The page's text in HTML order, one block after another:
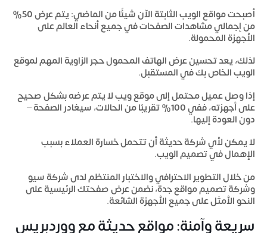
أصبحت مواقع الويب الثابتة الآن شيئًا من الماضي: يتم عرض 50%
من إجمالي مشاهدات الصفحات في جميع أنحاء العالم على
الأجهزة المحمولة.
لذلك، يعد تحسين عرض الهاتف المحمول حجر الزاوية المهم لموقع
الويب الخاص بك في المستقبل.
إذا وصل عميل محتمل إلى موقع ويب لا يتم عرضه بشكل صحيح
على أجهزته، ففي 100% تقريبًا من الحالات، سيغادر الصفحة –
دون العودة إليها.
لا يمكن لأي شركة حديثة أن تتحمل خسارة العملاء بسبب
الإهمال في تصميم الويب.
من خلال التطوير الاحترافي والاختبار المنتظم لدىشركة سيو
وشركة تصميم مواقع جدة، نضمن عرض صفحتك الرئيسية على
النحو الأمثل على جميع الأجهزة الشائعة.
سريعة وآمنة: مواقع حديثة مع ووردبريس